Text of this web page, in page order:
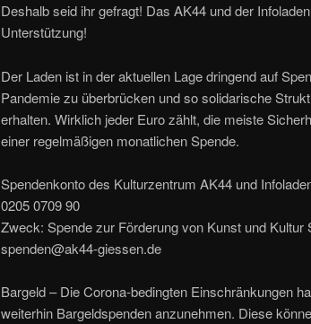
Deshalb seid ihr gefragt! Das AK44 und der
Unterstützung!
Der Laden ist in der aktuellen Lage dringend auf
Pandemie zu überbrücken und so solidarische
erhalten. Wirklich jeder Euro zählt, die meiste
einer regelmäßigen monatlichen Spende.
Spendenkonto des Kulturzentrum AK44 und
0205 0709 90
Zweck: Spende zur Förderung von Kunst und Kultur
spenden@ak44-giessen.de
Bargeld – Die Corona-bedingten Einschränkungen
weiterhin Bargeldspenden anzunehmen. Diese